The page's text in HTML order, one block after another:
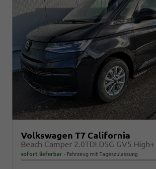
Volkswagen T7 California
Beach Camper 2.0TDI DSG GV5 High+
sofort lieferbar Fahrzeug mit Tageszulassung